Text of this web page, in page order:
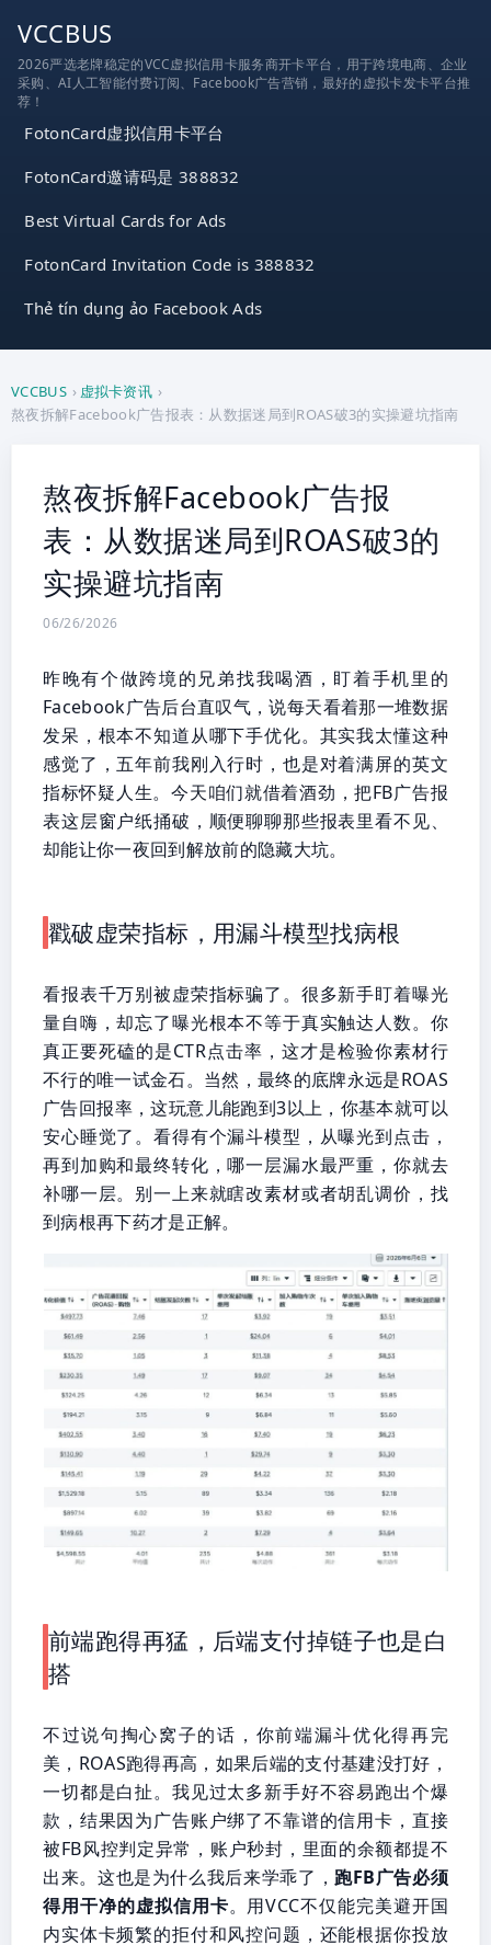
VCCBUS
2026严选老牌稳定的VCC虚拟信用卡服务商开卡平台，用于跨境电商、企业
采购、AI人工智能付费订阅、Facebook广告营销，最好的虚拟卡发卡平台推
荐！
FotonCard虚拟信用卡平台
FotonCard邀请码是 388832
Best Virtual Cards for Ads
FotonCard Invitation Code is 388832
Thẻ tín dụng ảo Facebook Ads
VCCBUS › 虚拟卡资讯 ›
熬夜拆解Facebook广告报表：从数据迷局到ROAS破3的实操避坑指南
熬夜拆解Facebook广告报
表：从数据迷局到ROAS破3的
实操避坑指南
06/26/2026
昨晚有个做跨境的兄弟找我喝酒，盯着手机里的
Facebook广告后台直叹气，说每天看着那一堆数据
发呆，根本不知道从哪下手优化。其实我太懂这种
感觉了，五年前我刚入行时，也是对着满屏的英文
指标怀疑人生。今天咱们就借着酒劲，把FB广告报
表这层窗户纸捅破，顺便聊聊那些报表里看不见、
却能让你一夜回到解放前的隐藏大坑。
戳破虚荣指标，用漏斗模型找病根
看报表千万别被虚荣指标骗了。很多新手盯着曝光
量自嗨，却忘了曝光根本不等于真实触达人数。你
真正要死磕的是CTR点击率，这才是检验你素材行
不行的唯一试金石。当然，最终的底牌永远是ROAS
广告回报率，这玩意儿能跑到3以上，你基本就可以
安心睡觉了。看得有个漏斗模型，从曝光到点击，
再到加购和最终转化，哪一层漏水最严重，你就去
补哪一层。别一上来就瞎改素材或者胡乱调价，找
到病根再下药才是正解。
前端跑得再猛，后端支付掉链子也是白
搭
不过说句掏心窝子的话，你前端漏斗优化得再完
美，ROAS跑得再高，如果后端的支付基建没打好，
一切都是白扯。我见过太多新手好不容易跑出个爆
款，结果因为广告账户绑了不靠谱的信用卡，直接
被FB风控判定异常，账户秒封，里面的余额都提不
出来。这也是为什么我后来学乖了， 跑FB广告必须
得用干净的虚拟信用卡。用VCC不仅能完美避开国
内实体卡频繁的拒付和风控问题，还能根据你投放